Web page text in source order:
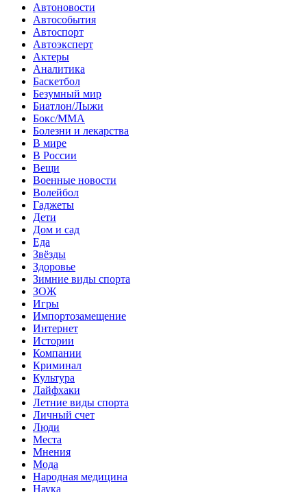
Автоновости
Автособытия
Автоспорт
Автоэксперт
Актеры
Аналитика
Баскетбол
Безумный мир
Биатлон/Лыжи
Бокс/MMA
Болезни и лекарства
В мире
В России
Вещи
Военные новости
Волейбол
Гаджеты
Дети
Дом и сад
Еда
Звёзды
Здоровье
Зимние виды спорта
ЗОЖ
Игры
Импортозамещение
Интернет
Истории
Компании
Криминал
Культура
Лайфхаки
Летние виды спорта
Личный счет
Люди
Места
Мнения
Мода
Народная медицина
Наука